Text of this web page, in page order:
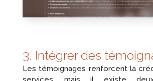
3. Intégrer des
Les témoignages renforcent la